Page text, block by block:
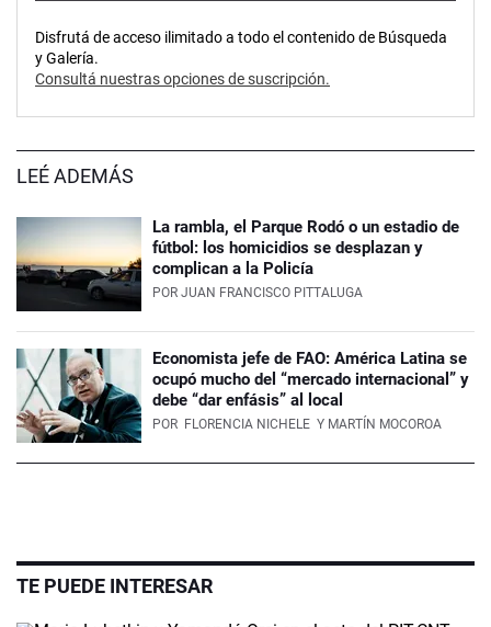
Disfrutá de acceso ilimitado a todo el contenido de Búsqueda
y Galería.
Consultá nuestras opciones de suscripción.
LEÉ ADEMÁS
La rambla, el Parque Rodó o un estadio de
fútbol: los homicidios se desplazan y
complican a la Policía
POR JUAN FRANCISCO PITTALUGA
Economista jefe de FAO: América Latina se
ocupó mucho del “mercado internacional” y
debe “dar enfásis” al local
POR FLORENCIA NICHELE Y MARTÍN MOCOROA
TE PUEDE INTERESAR